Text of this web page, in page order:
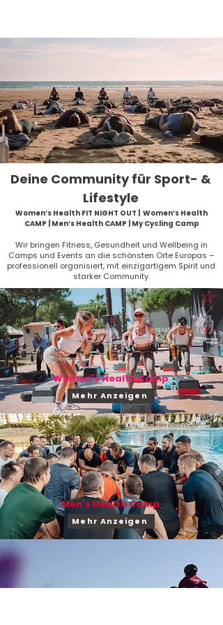
Deine Community für Sport- &
Lifestyle
Women’s Health FIT NIGHT OUT | Women’s Health
CAMP | Men’s Health CAMP | My Cycling Camp
Wir bringen Fitness, Gesundheit und Wellbeing in
Camps und Events an die schönsten Orte Europas –
professionell organisiert, mit einzigartigem Spirit und
starker Community.
Women's Health Camp
Mehr Anzeigen
Men's Health Camp
Mehr Anzeigen